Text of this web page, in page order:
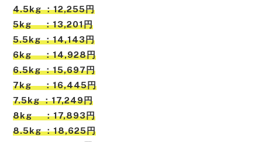
4.5kg ：12,255円
5kg ：13,201円
5.5kg ：14,143円
6kg ：14,928円
6.5kg ：15,697円
7kg ：16,445円
7.5kg ：17,249円
8kg ：17,893円
8.5kg ：18,625円